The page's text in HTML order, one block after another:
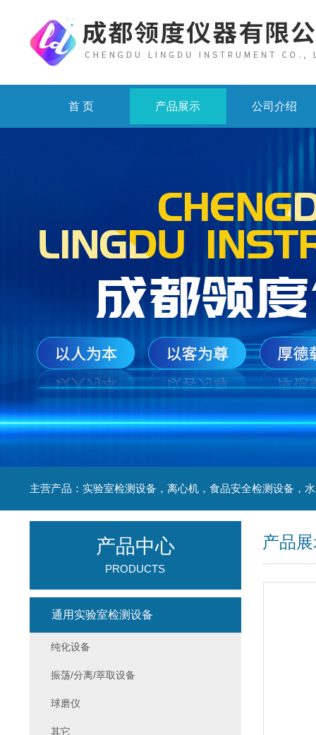
首 页 产品展示 公司介绍
产品
产品中心
PRODUCTS
通用实验室检测设备
纯化设备
振荡/分离/萃取设备
球磨仪
其它